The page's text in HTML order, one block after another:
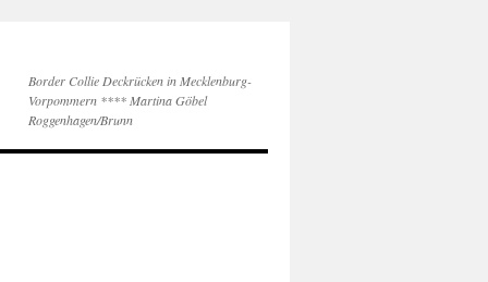
Border Collie Deckrücken in Mecklenburg-
Vorpommern **** Martina Göbel
Roggenhagen/Brunn